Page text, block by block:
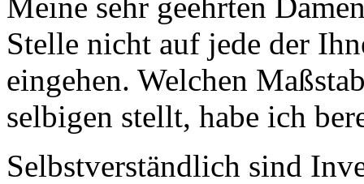
Stelle nicht auf jede der
eingehen. Welchen
selbigen stellt, habe ich
Selbstverständlich sind